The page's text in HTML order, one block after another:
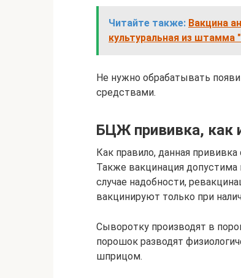
Читайте также: Вакцина
культуральная из
Не нужно обрабатывать
средствами.
БЦЖ прививка, как
Как правило, данная
Также вакцинация допустима
случае надобности,
вакцинируют только при
Сыворотку производят в
порошок разводят
шприцом.